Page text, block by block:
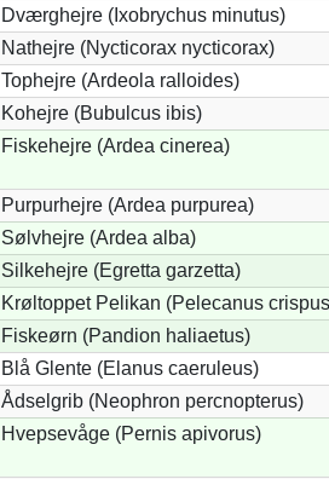
Dværghejre (Ixobrychus minutus)
Nathejre (Nycticorax nycticorax)
Tophejre (Ardeola ralloides)
Kohejre (Bubulcus ibis)
Fiskehejre (Ardea cinerea)
Purpurhejre (Ardea purpurea)
Sølvhejre (Ardea alba)
Silkehejre (Egretta garzetta)
Krøltoppet Pelikan (Pelecanus
Fiskeørn (Pandion haliaetus)
Blå Glente (Elanus caeruleus)
Ådselgrib (Neophron percnopterus)
Hvepsevåge (Pernis apivorus)